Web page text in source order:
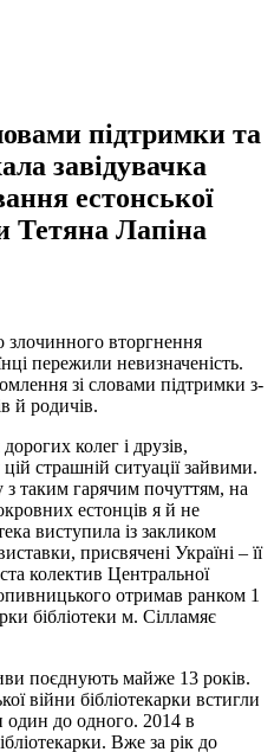
підтримки та
завідувачка
естонської
Тетяна Лапіна
вторгнення
пережили невизначеність.
зі словами підтримки з-
й родичів.
колег і друзів,
страшній ситуації зайвими.
з таким гарячим почуттям, на
естонців я й не
виступила із закликом
присвячені Україні – її
колектив Центральної
отримав ранком 1
бібліотеки м. Сілламяє
поєднують майже 13 років.
війни бібліотекарки встигли
один до одного. 2014 в
Вже за рік до